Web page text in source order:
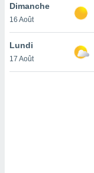
votre
à
en
le
Dimanche
16 Août
Lundi
17 Août